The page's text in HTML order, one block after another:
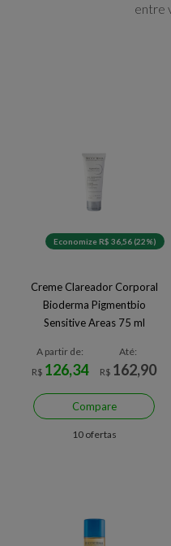
entre
Economize R$ 36,56 (22%)
Creme Clareador Corporal
Bioderma Pigmentbio
Sensitive Areas 75 ml
A partir de:
R$ 126,34
Até:
R$ 162,90
Compare
10 ofertas